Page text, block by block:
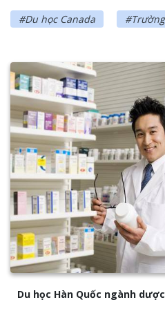
#Du học Canada
Du học Hàn Quốc ngành dược